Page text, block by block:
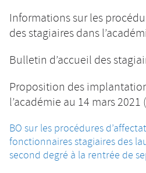
Informations sur les
des stagiaires dans
Bulletin d’accueil des
Proposition des
l’académie au 14 mars 2021
BO sur les procédures
fonctionnaires stagiaires des
second degré à la rentrée de